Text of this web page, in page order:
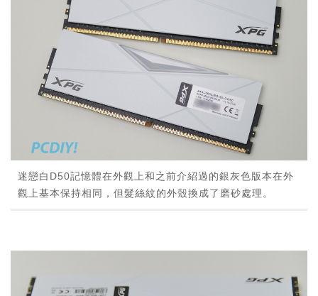
迷戀白D50記憶體在外觀上和之前介紹過的銀灰色版本在外
觀上基本保持相同，但髮絲紋的外殼換成了磨砂處理。